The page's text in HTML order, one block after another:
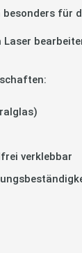
für
verklebbar